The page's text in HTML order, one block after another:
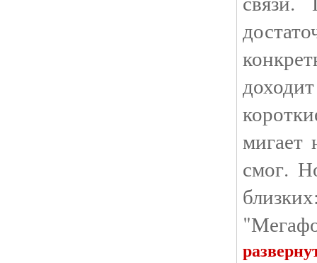
мигает
смог.